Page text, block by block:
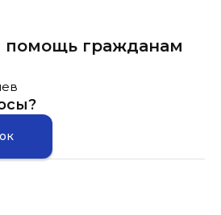
помощь гражданам